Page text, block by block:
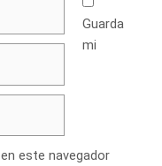
Guarda
mi
este navegador